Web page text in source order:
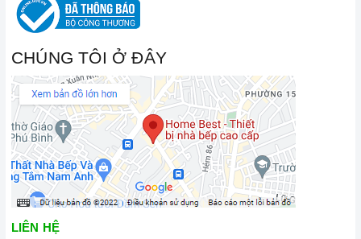
CHÚNG TÔI Ở ĐÂY
LIÊN HỆ